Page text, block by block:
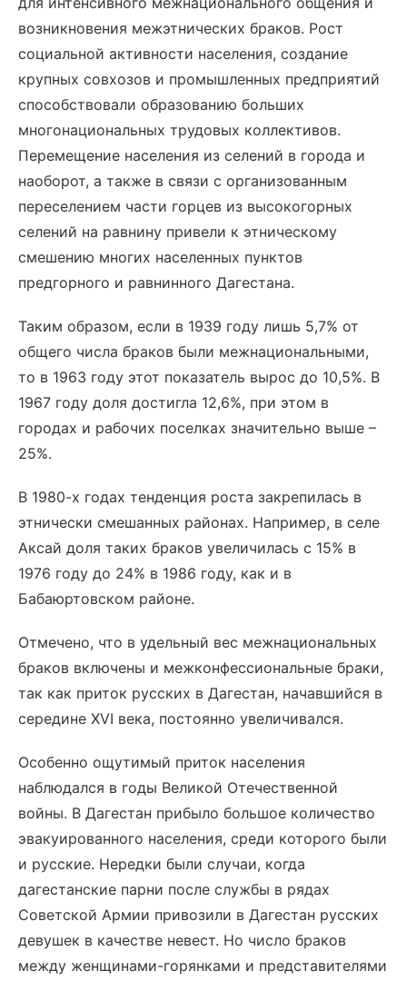
возникновения межэтнических браков. Рост
социальной активности населения, создание
крупных совхозов и промышленных предприятий
способствовали образованию больших
многонациональных трудовых коллективов.
Перемещение населения из селений в города и
наоборот, а также в связи с организованным
переселением части горцев из высокогорных
селений на равнину привели к этническому
смешению многих населенных пунктов
предгорного и равнинного Дагестана.
Таким образом, если в 1939 году лишь 5,7% от
общего числа браков были межнациональными,
то в 1963 году этот показатель вырос до 10,5%. В
1967 году доля достигла 12,6%, при этом в
городах и рабочих поселках значительно выше –
25%.
В 1980-х годах тенденция роста закрепилась в
этнически смешанных районах. Например, в селе
Аксай доля таких браков увеличилась с 15% в
1976 году до 24% в 1986 году, как и в
Бабаюртовском районе.
Отмечено, что в удельный вес межнациональных
браков включены и межконфессиональные браки,
так как приток русских в Дагестан, начавшийся в
середине XVI века, постоянно увеличивался.
Особенно ощутимый приток населения
наблюдался в годы Великой Отечественной
войны. В Дагестан прибыло большое количество
эвакуированного населения, среди которого были
и русские. Нередки были случаи, когда
дагестанские парни после службы в рядах
Советской Армии привозили в Дагестан русских
девушек в качестве невест. Но число браков
между женщинами-горянками и представителями